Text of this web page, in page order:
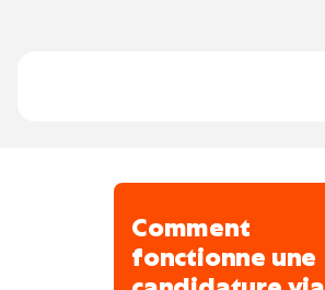
Comment
fonctionne une